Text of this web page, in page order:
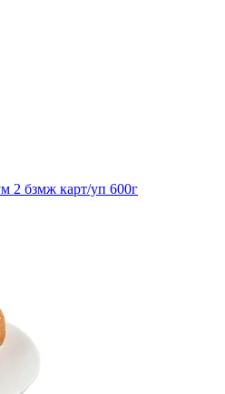
бзмж карт/уп 600г